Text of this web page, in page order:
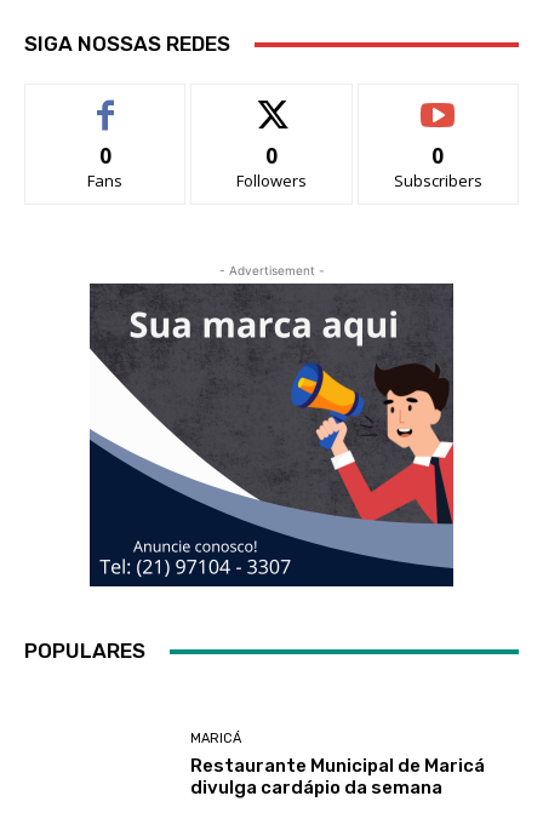
SIGA NOSSAS REDES
0
Fans
0
Followers
0
Subscribers
- Advertisement -
POPULARES
MARICÁ
Restaurante Municipal de Maricá
divulga cardápio da semana